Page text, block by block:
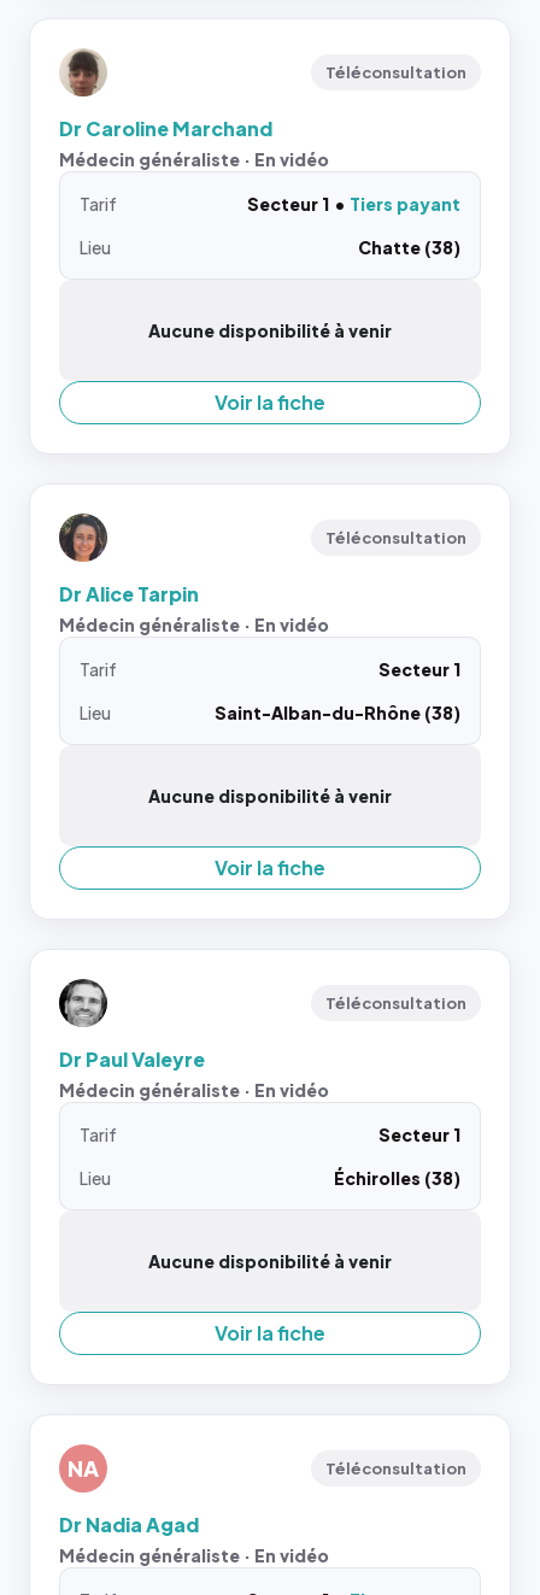
Téléconsultation
Dr Caroline Marchand
Médecin généraliste · En vidéo
Tarif Secteur 1
Tiers payant
Lieu
Chatte (38)
Aucune disponibilité à venir
Voir la fiche
Téléconsultation
Dr Alice Tarpin
Médecin généraliste · En vidéo
Tarif
Secteur 1
Lieu
Saint-Alban-du-Rhône (38)
Aucune disponibilité à venir
Voir la fiche
Téléconsultation
Dr Paul Valeyre
Médecin généraliste · En vidéo
Tarif
Secteur 1
Lieu
Échirolles (38)
Aucune disponibilité à venir
Voir la fiche
NA Téléconsultation
Dr Nadia Agad
Médecin généraliste · En vidéo